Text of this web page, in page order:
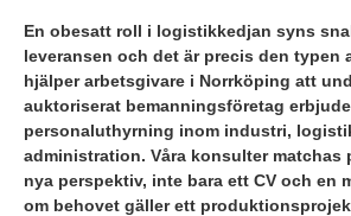
En obesatt roll i logistikkedjan syns
leveransen och det är precis den typen
hjälper arbetsgivare i Norrköping att
auktoriserat bemanningsföretag
personaluthyrning inom industri,
administration. Våra konsulter matchas
nya perspektiv, inte bara ett CV och en
om behovet gäller ett